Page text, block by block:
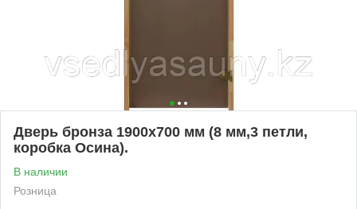
Дверь бронза 1900х700 мм (8 мм,3 петли,
коробка Осина).
В наличии
Розница